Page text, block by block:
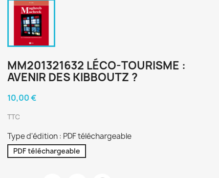
MM201321632 LÉCO-TOURISME :
AVENIR DES KIBBOUTZ ?
10,00 €
TTC
Type d'édition : PDF téléchargeable
PDF téléchargeable